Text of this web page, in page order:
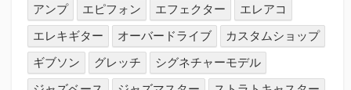
アンプ
エピフォン エフェクター
エレアコ
エレキギター
オーバードライブ
カスタムショップ
ギブソン
グレッチ
シグネチャーモデル